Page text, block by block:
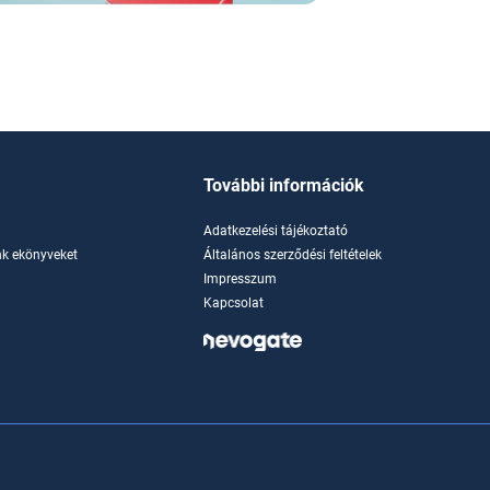
ekönyveket
További információk
Adatkezelési tájékoztató
Általános szerződési feltételek
Impresszum
Kapcsolat